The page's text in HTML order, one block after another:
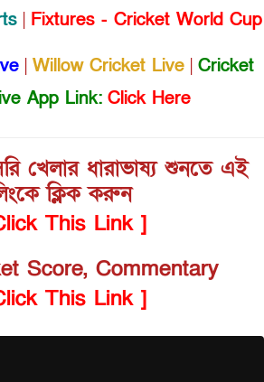
| Fixtures - Cricket World Cup
| Willow Cricket Live| Cricket
App Link: Click Here
খেলার ধারাভাষ্য শুনতে এই
ক্লিক করুন
This Link ]
Score, Commentary
This Link ]